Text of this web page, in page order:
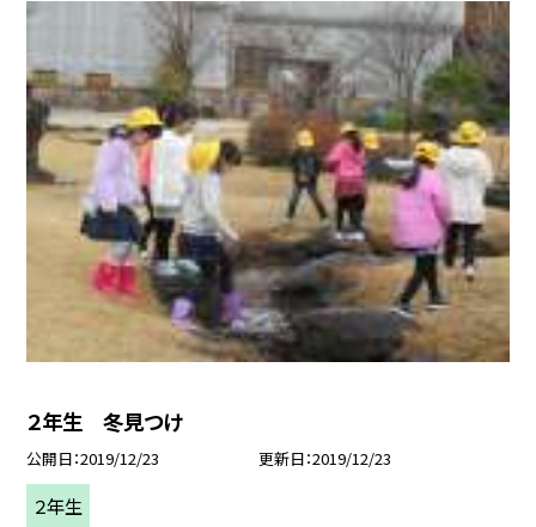
２年生 冬見つけ
公開日 2019/12/23 更新日 2019/12/23
２年生